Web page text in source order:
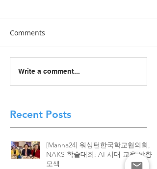
[Manna24] 맥클린 한국학
교 “학교와 가정이 함께 빚
Comments
Write a comment...
Recent Posts
[Manna24] 워싱턴한국학교협의회,
NAKS 학술대회: AI 시대 교육 방향
모색